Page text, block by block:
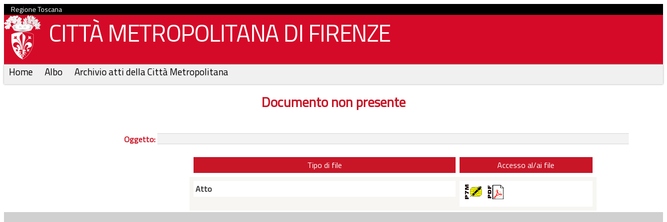
Regione Toscana
CITTÀ METROPOLITANA DI FIRENZE
Home Albo Archivio atti della Città Metropolitana
Documento non presente
Oggetto:
Tipo di file
Accesso al/ai file
Atto